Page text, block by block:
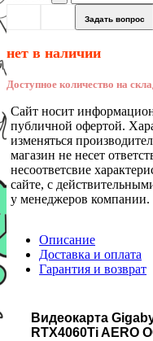
Задать вопрос
нет в наличии
Доступное количество на
Сайт носит
публичной офертой.
изменяться
магазин не несет
несоответсвие
сайте, с
у менеджеров компании.
Описание
Доставка и оплата
Гарантия и возврат
Видеокарта
RTX4060Ti AERO